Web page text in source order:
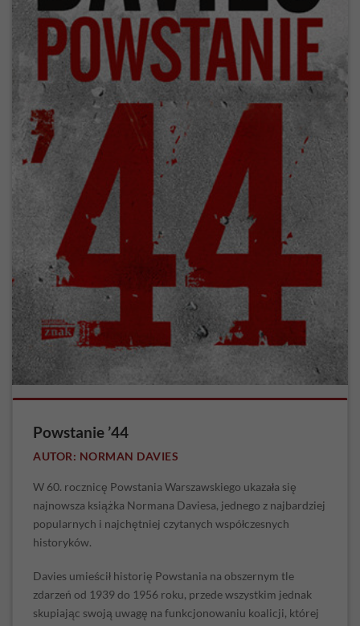
Powstanie ’44
AUTOR: NORMAN DAVIES
W 60. rocznicę Powstania Warszawskiego ukazała się
najnowsza książka Normana Daviesa, jednego z najbardziej
popularnych i najchętniej czytanych współczesnych
historyków.
Davies umieścił historię Powstania na obszernym tle
zdarzeń od 1939 do 1956 roku, przede wszystkim jednak
skupiając swoją uwagę na funkcjonowaniu koalicji, której